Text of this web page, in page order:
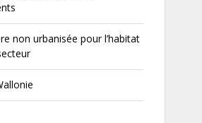
non urbanisée pour l’habitat